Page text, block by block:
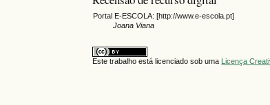
Portal E-ESCOLA: [http://www.e-escola.pt]
Joana Viana
Este trabalho está licenciado sob uma Licença